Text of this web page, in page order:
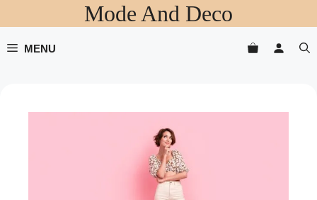
au
contenu
Mode And Deco
MENU